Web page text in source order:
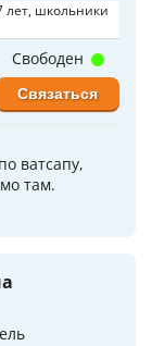
лет, школьники
ватсапу,
там.
Свободен
Связаться